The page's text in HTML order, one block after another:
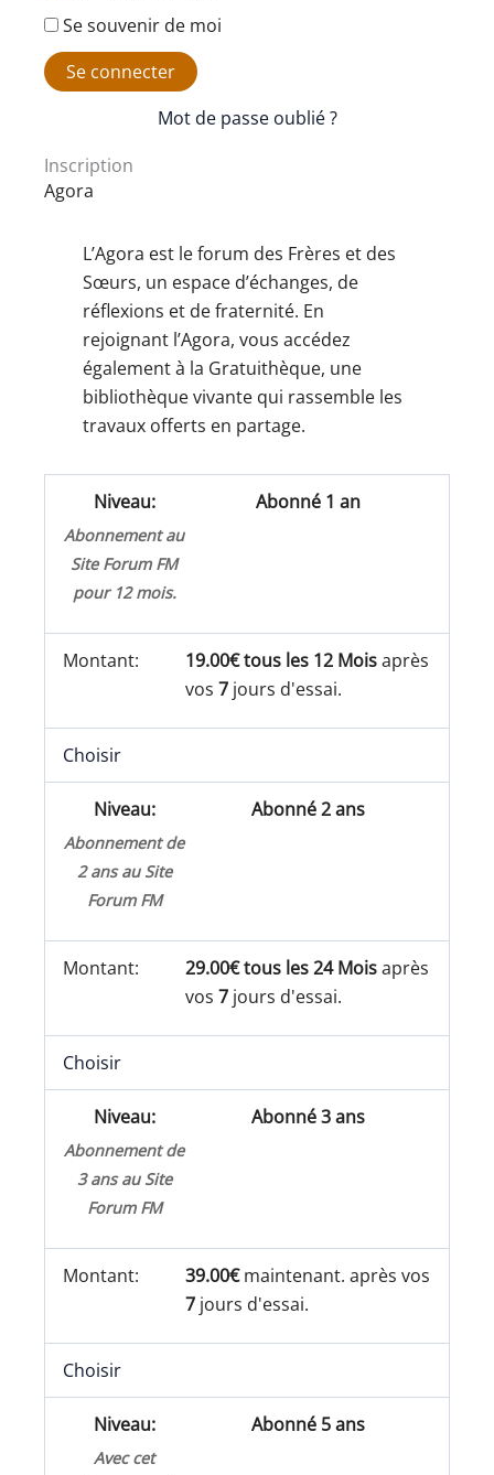
Se souvenir de moi
Mot de passe oublié ?
Inscription
Agora
L’Agora est le forum des Frères et des
Sœurs, un espace d’échanges, de
réflexions et de fraternité. En
rejoignant l’Agora, vous accédez
également à la Gratuithèque, une
bibliothèque vivante qui rassemble les
travaux offerts en partage.
Abonné 1 an
Abonnement au
Site Forum FM
pour 12 mois.
19.00€ tous les 12 Moisaprès
vos7 jours d'essai.
Choisir
Abonné 2 ans
Abonnement de
2 ans au Site
Forum FM
29.00€ tous les 24 Moisaprès
vos7 jours d'essai.
Choisir
Abonné 3 ans
Abonnement de
3 ans au Site
Forum FM
39.00€maintenant. après vos
7 jours d'essai.
Choisir
Abonné 5 ans
Avec cet